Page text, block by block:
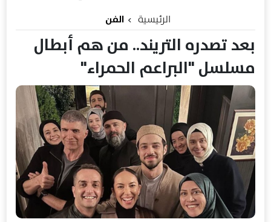
الرئيسية الفن
بعد تصدره التريند.. من هم أبطال
مسلسل "البراعم الحمراء"